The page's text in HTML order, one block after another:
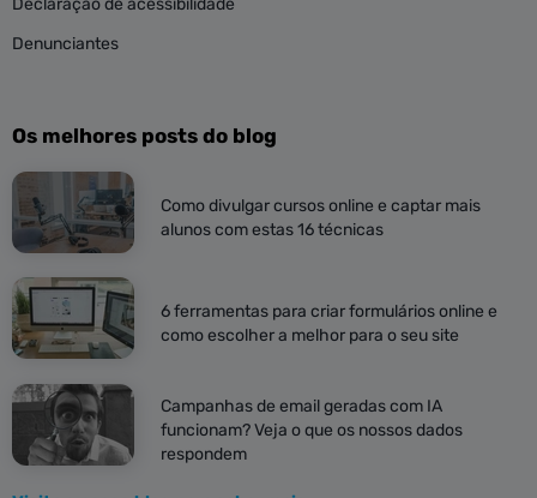
Declaração de acessibilidade
Denunciantes
Os melhores posts do blog
Como divulgar cursos online e captar mais
alunos com estas 16 técnicas
6 ferramentas para criar formulários online e
como escolher a melhor para o seu site
Campanhas de email geradas com IA
funcionam? Veja o que os nossos dados
respondem